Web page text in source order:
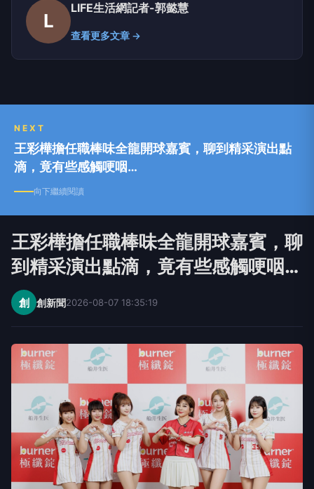
L
LIFE生活網記者-郭懿慧
查看更多文章 →
NEXT
王彩樺擔任職棒味全龍開球嘉賓，聊到精采演出點
滴，竟有些感觸哽咽…
向下繼續閱讀
王彩樺擔任職棒味全龍開球嘉賓，聊
到精采演出點滴，竟有些感觸哽咽…
創 創新聞2026-08-07 18:35:19